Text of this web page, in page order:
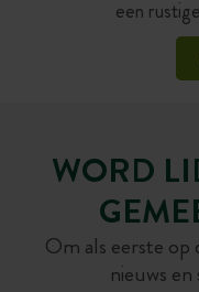
een
WORD
Om als eerste
nieuws